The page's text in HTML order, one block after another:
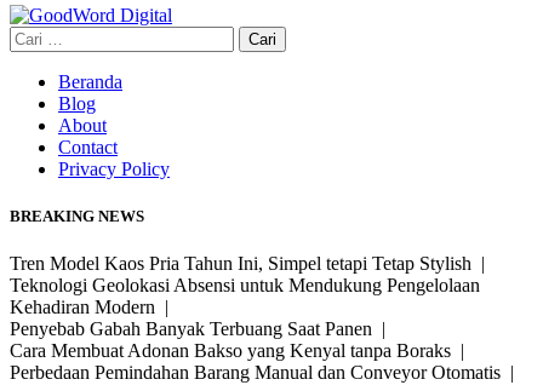
Cari
untuk:
Beranda
Blog
About
Contact
Privacy Policy
BREAKING NEWS
Tren Model Kaos Pria Tahun Ini, Simpel tetapi Tetap Stylish |
Teknologi Geolokasi Absensi untuk Mendukung Pengelolaan
Kehadiran Modern |
Penyebab Gabah Banyak Terbuang Saat Panen |
Cara Membuat Adonan Bakso yang Kenyal tanpa Boraks |
Perbedaan Pemindahan Barang Manual dan Conveyor Otomatis |